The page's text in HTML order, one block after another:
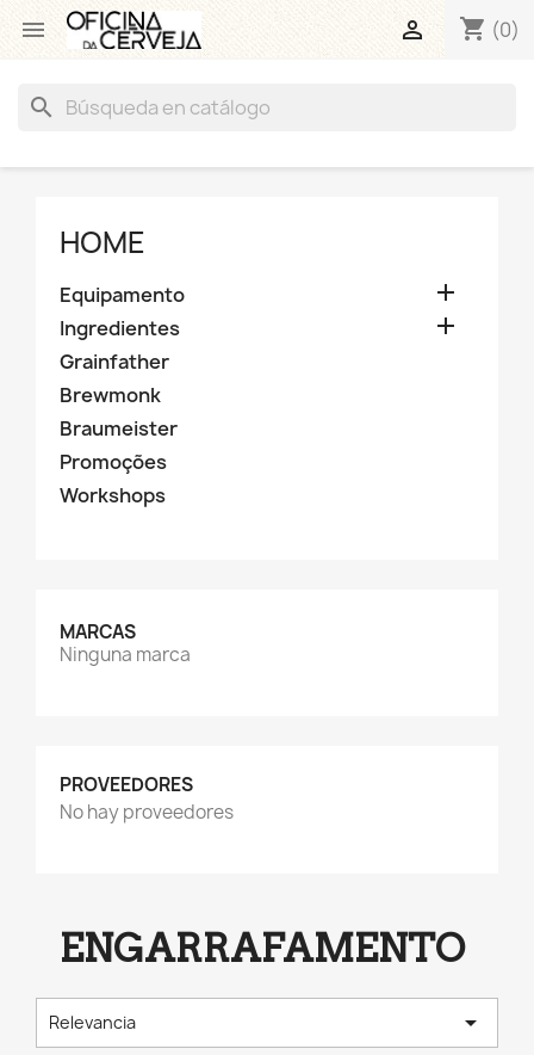
 shopping_cart (0)

search
HOME
Equipamento 
Ingredientes 
Grainfather
Brewmonk
Braumeister
Promoções
Workshops
MARCAS
Ninguna marca
PROVEEDORES
No hay proveedores
ENGARRAFAMENTO
Relevancia 